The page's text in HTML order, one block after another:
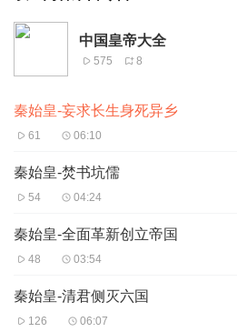
中国皇帝大全
575 8
秦始皇-妄求长生身死异乡
61 06:10
秦始皇-焚书坑儒
54 04:24
秦始皇-全面革新创立帝国
48 03:54
秦始皇-清君侧灭六国
126 06:07